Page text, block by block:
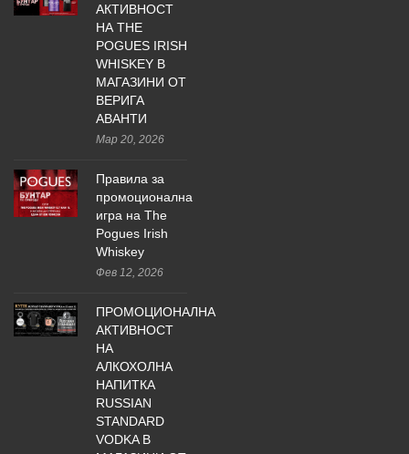
АКТИВНОСТ
НА THE
POGUES IRISH
WHISKEY В
МАГАЗИНИ ОТ
ВЕРИГА
АВАНТИ
Мар 20, 2026
Правила за
промоционална
игра на The
Pogues Irish
Whiskey
Фев 12, 2026
ПРОМОЦИОНАЛНА
АКТИВНОСТ
НА
АЛКОХОЛНА
НАПИТКА
RUSSIAN
STANDARD
VODKA В